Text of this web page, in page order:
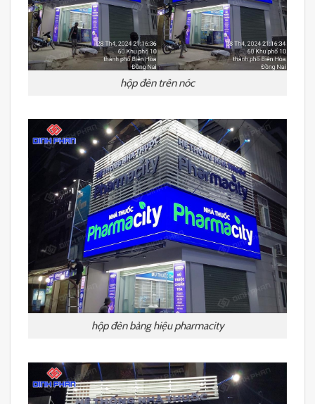
hộp đèn trên nóc
hộp đèn bảng hiệu pharmacity